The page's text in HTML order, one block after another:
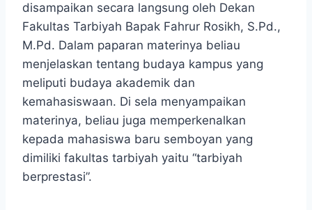
disampaikan secara langsung oleh Dekan
Fakultas Tarbiyah Bapak Fahrur Rosikh, S.Pd.,
M.Pd. Dalam paparan materinya beliau
menjelaskan tentang budaya kampus yang
meliputi budaya akademik dan
kemahasiswaan. Di sela menyampaikan
materinya, beliau juga memperkenalkan
kepada mahasiswa baru semboyan yang
dimiliki fakultas tarbiyah yaitu “tarbiyah
berprestasi”.